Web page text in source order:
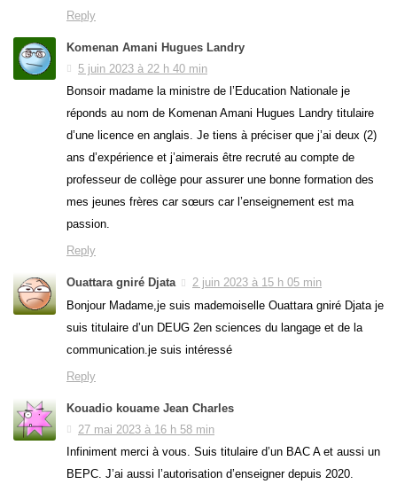
Reply
Komenan Amani Hugues Landry
5 juin 2023 à 22 h 40 min
Bonsoir madame la ministre de l’Education Nationale je
réponds au nom de Komenan Amani Hugues Landry titulaire
d’une licence en anglais. Je tiens à préciser que j’ai deux (2)
ans d’expérience et j’aimerais être recruté au compte de
professeur de collège pour assurer une bonne formation des
mes jeunes frères car sœurs car l’enseignement est ma
passion.
Reply
Ouattara gniré Djata
2 juin 2023 à 15 h 05 min
Bonjour Madame,je suis mademoiselle Ouattara gniré Djata je
suis titulaire d’un DEUG 2en sciences du langage et de la
communication.je suis intéressé
Reply
Kouadio kouame Jean Charles
27 mai 2023 à 16 h 58 min
Infiniment merci à vous. Suis titulaire d’un BAC A et aussi un
BEPC. J’ai aussi l’autorisation d’enseigner depuis 2020.